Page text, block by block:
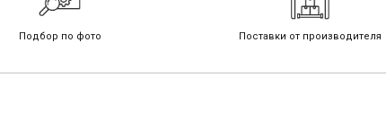
Подбор по фото Поставки от производителя